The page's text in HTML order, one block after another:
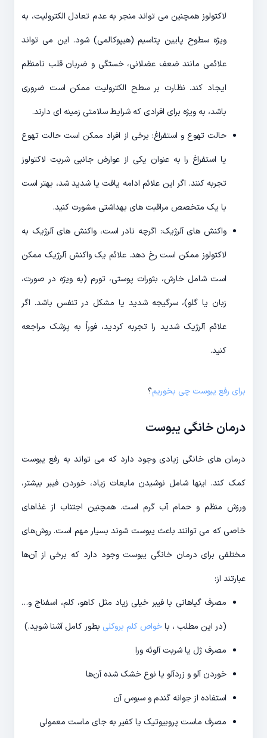
لاکتولوز همچنین می تواند منجر به عدم تعادل الکترولیت، به
ویژه سطوح پایین پتاسیم (هیپوکالمی) شود. این می تواند
علائمی مانند ضعف عضلانی، خستگی و ضربان قلب نامنظم
ایجاد کند. نظارت بر سطح الکترولیت ممکن است ضروری
باشد، به ویژه برای افرادی که شرایط سلامتی زمینه ای دارند.
حالت تهوع و استفراغ: برخی از افراد ممکن است حالت تهوع
یا استفراغ را به عنوان یکی از عوارض جانبی شربت لاکتولوز
تجربه کنند. اگر این علائم ادامه یافت یا شدید شد، بهتر است
با یک متخصص مراقبت های بهداشتی مشورت کنید.
واکنش های آلرژیک: اگرچه نادر است، واکنش های آلرژیک به
لاکتولوز ممکن است رخ دهد. علائم یک واکنش آلرژیک ممکن
است شامل خارش، بثورات پوستی، تورم (به ویژه در صورت،
زبان یا گلو)، سرگیجه شدید یا مشکل در تنفس باشد. اگر
علائم آلرژیک شدید را تجربه کردید، فوراً به پزشک مراجعه
کنید.
برای رفع یبوست چی بخوریم؟
درمان خانگی یبوست
درمان های خانگی زیادی وجود دارد که می تواند به رفع یبوست
کمک کند. اینها شامل نوشیدن مایعات زیاد، خوردن فیبر بیشتر،
ورزش منظم و حمام آب گرم است. همچنین اجتناب از غذاهای
خاصی که می توانند باعث یبوست شوند بسیار مهم است. روش‌های
مختلفی برای درمان خانگی یبوست وجود دارد که برخی از آن‌ها
عبارتند از:
مصرف گیاهانی با فیبر خیلی زیاد مثل کاهو، کلم، اسفناج و…
(در این مطلب ، باخواص کلم بروکلی بطور کامل آشنا شوید.)
مصرف ژل یا شربت آلوئه ورا
خوردن آلو و زردآلو یا نوع خشک شده آن‌ها
استفاده از جوانه گندم و سبوس آن
مصرف ماست پروبیوتیک یا کفیر به جای ماست معمولی